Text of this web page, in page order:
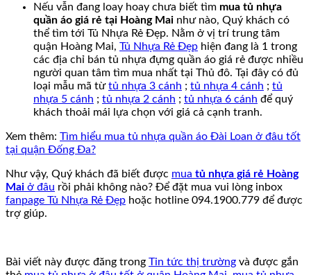
Nếu vẫn đang loay hoay chưa biết tìm mua tủ nhựa
quần áo giá rẻ tại Hoàng Mai như nào, Quý khách có
thể tìm tới Tủ Nhựa Rẻ Đẹp. Nằm ở vị trí trung tâm
quận Hoàng Mai, Tủ Nhựa Rẻ Đẹp hiện đang là 1 trong
các địa chỉ bán tủ nhựa đựng quần áo giá rẻ được nhiều
người quan tâm tìm mua nhất tại Thủ đô. Tại đây có đủ
loại mẫu mã từtủ nhựa 3 cánh ; tủ nhựa 4 cánh ; tủ
nhựa 5 cánh ; tủ nhựa 2 cánh ; tủ nhựa 6 cánh để quý
khách thoải mái lựa chọn với giá cả cạnh tranh.
Xem thêm: Tìm hiểu mua tủ nhựa quần áo Đài Loan ở đâu tốt
tại quận Đống Đa?
Như vậy, Quý khách đã biết được mua tủ nhựa giá rẻ Hoàng
Mai ở đâu rồi phải không nào? Để đặt mua vui lòng inbox
fanpage Tủ Nhựa Rẻ Đẹp hoặc hotline 094.1900.779 để được
trợ giúp.
Bài viết này được đăng trong Tin tức thị trường và được gắn